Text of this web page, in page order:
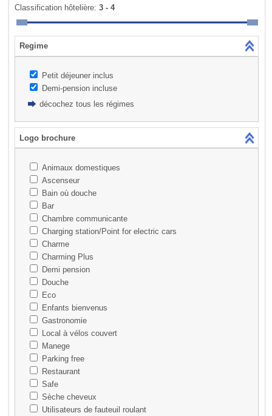
Classification hôtelière:3 - 4
Regime
Petit déjeuner inclus
Demi-pension incluse
décochez tous les régimes
Logo brochure
Animaux domestiques
Ascenseur
Bain où douche
Bar
Chambre communicante
Charging station/Point for electric cars
Charme
Charming Plus
Demi pension
Douche
Eco
Enfants bienvenus
Gastronomie
Local à vélos couvert
Manege
Parking free
Restaurant
Safe
Sèche cheveux
Utilisateurs de fauteuil roulant